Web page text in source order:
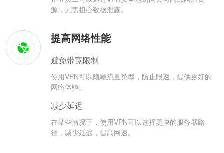
源，无需担心数据泄露。
提高网络性能
避免带宽限制
使用VPN可以隐藏流量类型，防止限速，提供更好的
网络体验。
减少延迟
在某些情况下，使用VPN可以选择更快的服务器路
径，减少延迟，提高网速。